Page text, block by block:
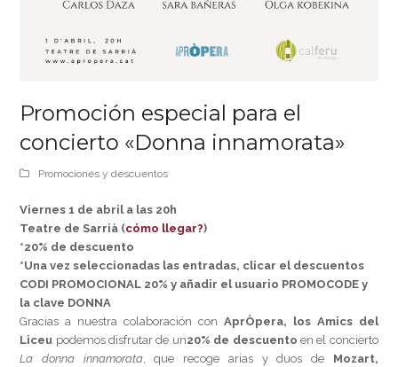
Promoción especial para el
concierto «Donna innamorata»
Promociones y descuentos
Viernes 1 de abril a las 20h
Teatre de Sarrià (cómo llegar?)
*20% de descuento
*Una vez seleccionadas las entradas, clicar el descuentos
CODI PROMOCIONAL 20% y añadir el usuario PROMOCODE y
la clave DONNA
Gracias a nuestra colaboración con AprÒpera, los Amics del
Liceu podemos disfrutar de un20% de descuento en el concierto
La donna innamorata, que recoge arias y duos de Mozart,